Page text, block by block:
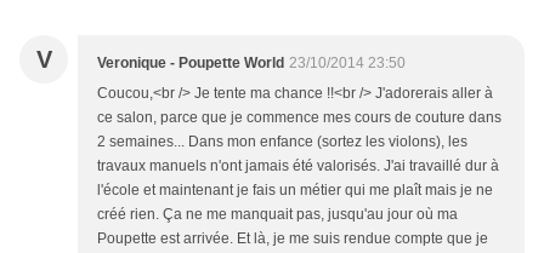
V Veronique - Poupette World 23/10/2014 23:50
Coucou,<br /> Je tente ma chance !!<br /> J'adorerais aller à
ce salon, parce que je commence mes cours de couture dans
2 semaines... Dans mon enfance (sortez les violons), les
travaux manuels n'ont jamais été valorisés. J'ai travaillé dur à
l'école et maintenant je fais un métier qui me plaît mais je ne
créé rien. Ça ne me manquait pas, jusqu'au jour où ma
Poupette est arrivée. Et là, je me suis rendue compte que je